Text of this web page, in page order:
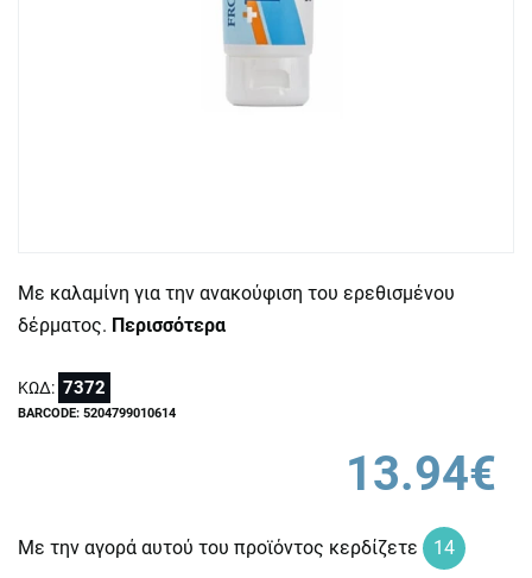
Με καλαμίνη για την ανακούφιση του ερεθισμένου
δέρματος. Περισσότερα
ΚΩΔ: 7372
BARCODE: 5204799010614
13.94€
Με την αγορά αυτού του προϊόντος κερδίζετε
14